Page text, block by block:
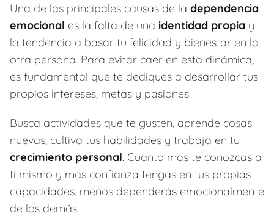
Una de las principales causas de la dependencia
emocional es la falta de una identidad propia y
la tendencia a basar tu felicidad y bienestar en la
otra persona. Para evitar caer en esta dinámica,
es fundamental que te dediques a desarrollar tus
propios intereses, metas y pasiones.
Busca actividades que te gusten, aprende cosas
nuevas, cultiva tus habilidades y trabaja en tu
crecimiento personal. Cuanto más te conozcas a
ti mismo y más confianza tengas en tus propias
capacidades, menos dependerás emocionalmente
de los demás.